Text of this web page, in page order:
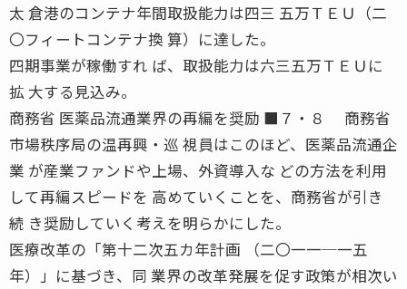
太 倉港のコンテナ年間取扱能力は四三 五万ＴＥＵ（二
〇フィートコンテナ換 算）に達した。
四期事業が稼働すれ ば、取扱能力は六三五万ＴＥＵに
拡 大する見込み。
商務省 医薬品流通業界の再編を奨励 ■７・８ 商務省
市場秩序局の温再興・巡 視員はこのほど、医薬品流通企
業 が産業ファンドや上場、外資導入な どの方法を利用
して再編スピードを 高めていくことを、商務省が引き
続 き奨励していく考えを明らかにした。
医療改革の「第十二次五カ年計画 （二〇一一─一五
年）」に基づき、同 業界の改革発展を促す政策が相次い